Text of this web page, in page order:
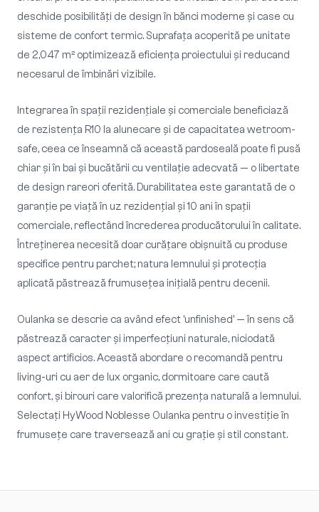
deschide posibilități de design în bănci moderne și case cu
sisteme de confort termic. Suprafața acoperită pe unitate
de 2,047 m² optimizează eficiența proiectului și reducand
necesarul de îmbinări vizibile.
Integrarea în spații rezidențiale și comerciale beneficiază
de rezistența R10 la alunecare și de capacitatea wetroom-
safe, ceea ce înseamnă că această pardoseală poate fi pusă
chiar și în bai și bucătării cu ventilație adecvată — o libertate
de design rareori oferită. Durabilitatea este garantată de o
garanție pe viață în uz rezidențial și 10 ani în spații
comerciale, reflectând încrederea producătorului în calitate.
Întreținerea necesită doar curățare obișnuită cu produse
specifice pentru parchet; natura lemnului și protecția
aplicată păstrează frumusețea inițială pentru decenii.
Oulanka se descrie ca având efect 'unfinished' — în sens că
păstrează caracter și imperfecțiuni naturale, niciodată
aspect artificios. Această abordare o recomandă pentru
living-uri cu aer de lux organic, dormitoare care caută
confort, și birouri care valorifică prezența naturală a lemnului.
Selectați HyWood Noblesse Oulanka pentru o investiție în
frumusețe care traversează ani cu grație și stil constant.